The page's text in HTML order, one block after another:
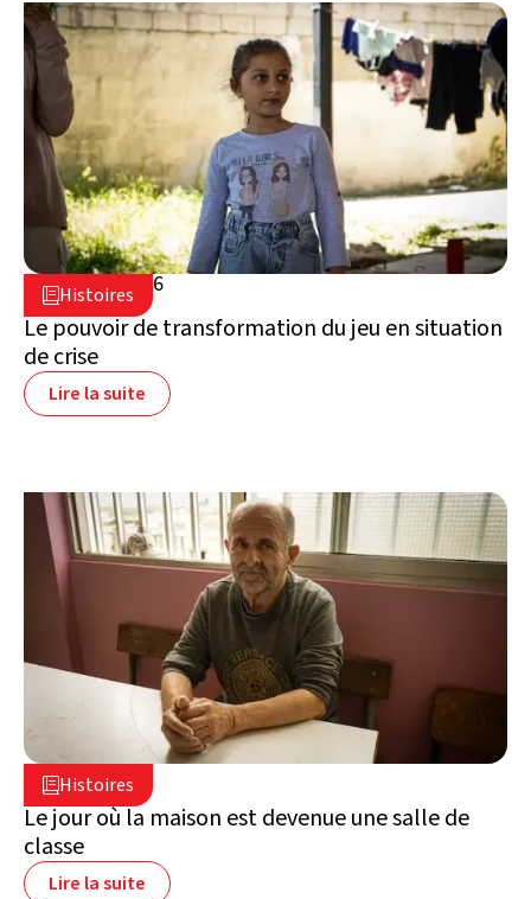
 Histoires
16 juillet 2026
Liban
Le pouvoir de transformation du jeu en situation
de crise
Lire la suite
Histoires
2 juillet 2026
Liban
Le jour où la maison est devenue une salle de
classe
Lire la suite